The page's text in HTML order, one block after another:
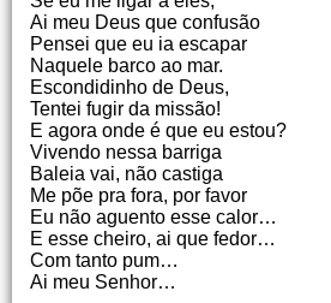
Ai meu Deus que confusão
Pensei que eu ia escapar
Naquele barco ao mar.
Escondidinho de Deus,
Tentei fugir da missão!
E agora onde é que eu estou?
Vivendo nessa barriga
Baleia vai, não castiga
Me põe pra fora, por favor
Eu não aguento esse calor…
E esse cheiro, ai que fedor…
Com tanto pum…
Ai meu Senhor…